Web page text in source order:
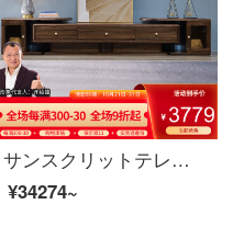
サンスクリットテレビキャビネット北米の黒いクルミの木の実木のテレビのキャビネットはアメリカンテレビの客間の戸棚の映画とテレビの箱の暗いクルミの色のテレビの箱の8 K 02〓〓テレビの箱の北米の暗いクルミの木の木に伸縮することができます
¥34274~